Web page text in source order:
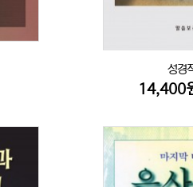
성경
14,400